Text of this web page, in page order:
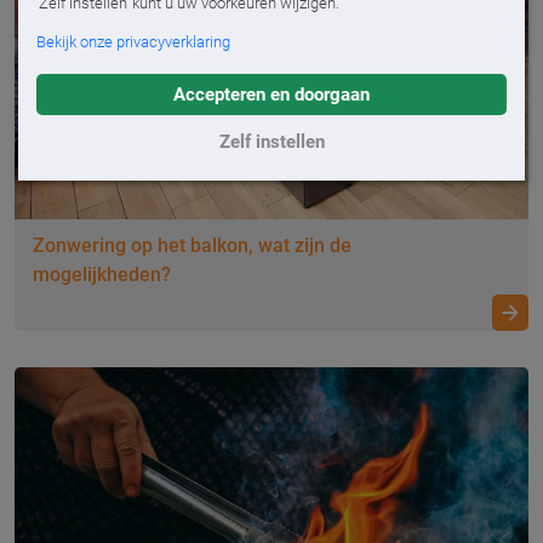
Bekijk onze privacyverklaring
Accepteren en doorgaan
Zelf instellen
Zonwering op het balkon, wat zijn de
mogelijkheden?